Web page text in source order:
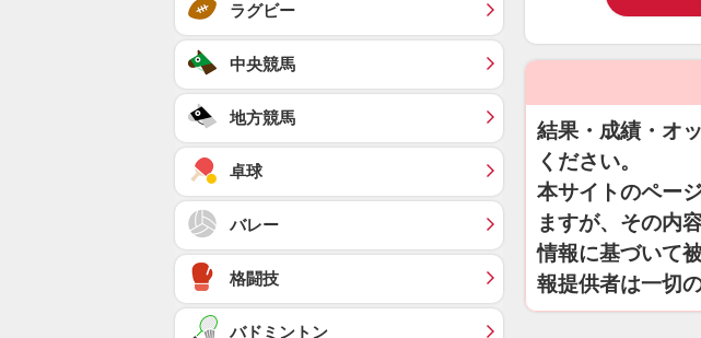
結果・成績・オ
ください。
本サイトのペー
ますが、その内
情報に基づいて
報提供者は一切
ラグビー
中央競馬
地方競馬
卓球
バレー
格闘技
バドミントン